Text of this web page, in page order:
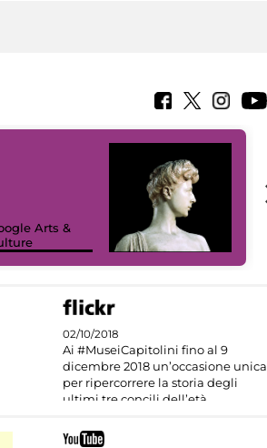
Arts &
02/10/2018
Ai #MuseiCapitolini fino al 9
dicembre 2018 un’occasione unica
per ripercorrere la storia degli
ultimi tre concili dell’età